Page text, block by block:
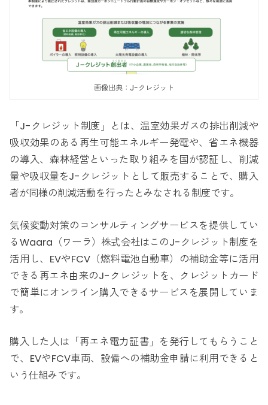
画像出典：J-クレジット
「J-クレジット制度」とは、温室効果ガスの排出削減や
吸収効果のある再生可能エネルギー発電や、省エネ機器
の導入、森林経営といった取り組みを国が認証し、削減
量や吸収量をJ-クレジットとして販売することで、購入
者が同様の削減活動を行ったとみなされる制度です。
気候変動対策のコンサルティングサービスを提供してい
るWaara（ワーラ）株式会社はこのJ-クレジット制度を
活用し、EVやFCV（燃料電池自動車）の補助金等に活用
できる再エネ由来のJ-クレジットを、クレジットカード
で簡単にオンライン購入できるサービスを展開していま
す。
購入した人は「再エネ電力証書」を発行してもらうこと
で、EVやFCV車両、設備への補助金申請に利用できると
いう仕組みです。